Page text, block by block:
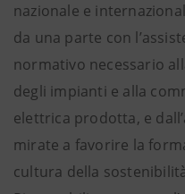
nazionale e
da una parte con
normativo necessario
degli impianti e alla
elettrica prodotta, e
mirate a favorire la
cultura della